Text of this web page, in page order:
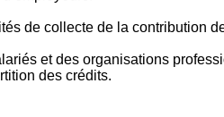
de collecte de la contribution
et des organisations
des crédits.